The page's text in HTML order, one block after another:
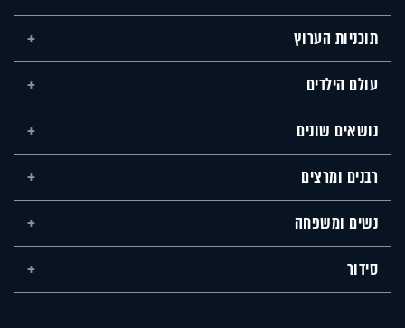
תוכניות הערוץ
עולם הילדים
נושאים שונים
רבנים ומרצים
נשים ומשפחה
סידור